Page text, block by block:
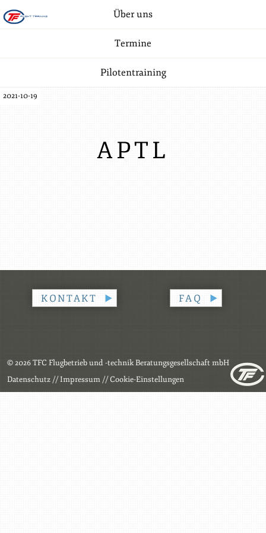
Über uns
Termine
Pilotentraining
APTL
2021-10-19
KONTAKT FAQ
© 2026 TFC Flugbetrieb und -technik Beratungsgesellschaft mbH
Datenschutz //Impressum //Cookie-Einstellungen